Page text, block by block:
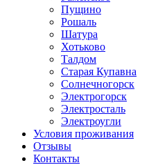
Пущино
Рошаль
Шатура
Хотьково
Талдом
Старая Купавна
Солнечногорск
Электрогорск
Электросталь
Электроугли
Условия проживания
Отзывы
Контакты